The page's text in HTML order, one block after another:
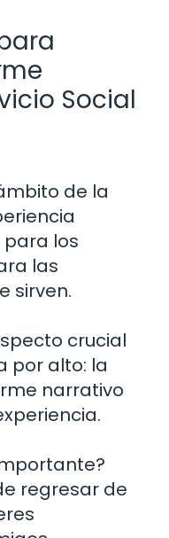
Social
de la
los
las
sirven.
crucial
por alto: la
narrativo
regresar de